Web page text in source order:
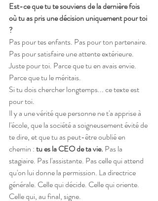
Est-ce que tu te souviens de la dernière fois
où tu as pris une décision uniquement pour toi
?
Pas pour tes enfants. Pas pour ton partenaire.
Pas pour satisfaire une attente extérieure.
Juste pour toi. Parce que tu en avais envie.
Parce que tu le méritais.
Si tu dois chercher longtemps... ce texte est
pour toi.
Il y a une vérité que personne ne t'a apprise à
l'école, que la société a soigneusement évité de
te dire, et que tu as peut-être oublié en
chemin : tu es la CEO de ta vie. Pas la
stagiaire. Pas l'assistante. Pas celle qui attend
qu'on lui donne la permission. La directrice
générale. Celle qui décide. Celle qui oriente.
Celle qui, au final, signe.